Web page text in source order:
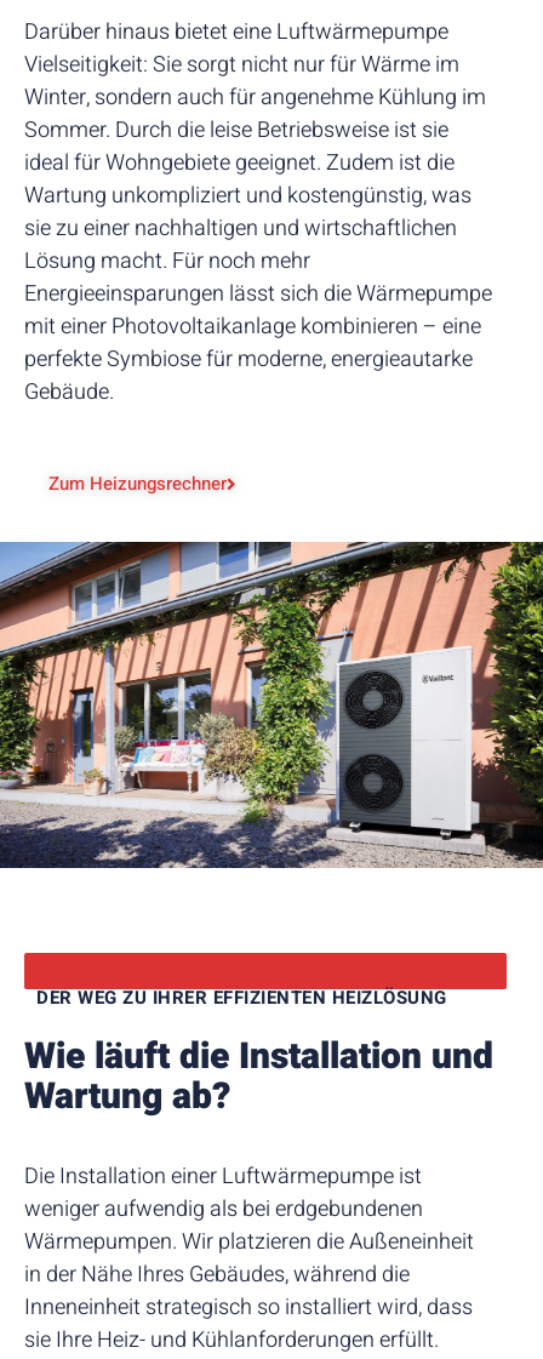
Darüber hinaus bietet eine Luftwärmepumpe
Vielseitigkeit: Sie sorgt nicht nur für Wärme im
Winter, sondern auch für angenehme Kühlung im
Sommer. Durch die leise Betriebsweise ist sie
ideal für Wohngebiete geeignet. Zudem ist die
Wartung unkompliziert und kostengünstig, was
sie zu einer nachhaltigen und wirtschaftlichen
Lösung macht. Für noch mehr
Energieeinsparungen lässt sich die Wärmepumpe
mit einer Photovoltaikanlage kombinieren – eine
perfekte Symbiose für moderne, energieautarke
Gebäude.
Zum Heizungsrechner
DER WEG ZU IHRER EFFIZIENTEN HEIZLÖSUNG
Wie läuft die Installation und
Wartung ab?
Die Installation einer Luftwärmepumpe ist
weniger aufwendig als bei erdgebundenen
Wärmepumpen. Wir platzieren die Außeneinheit
in der Nähe Ihres Gebäudes, während die
Inneneinheit strategisch so installiert wird, dass
sie Ihre Heiz- und Kühlanforderungen erfüllt.